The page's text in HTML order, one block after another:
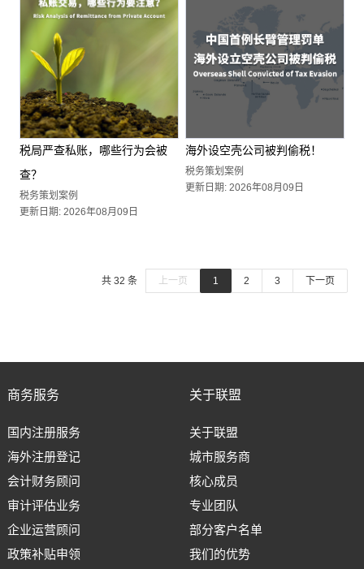
税局严查私账，哪些行为会被
查？
税务策划案例
更新日期: 2026年08月09日
海外设空壳公司被判偷税！
税务策划案例
更新日期: 2026年08月09日
共 32 条 上一页 1 2 3 下一页
商务服务
国内注册服务
海外注册登记
会计财务顾问
审计评估业务
企业运营顾问
政策补贴申领
关于联盟
关于联盟
城市服务商
核心成员
专业团队
部分客户名单
我们的优势